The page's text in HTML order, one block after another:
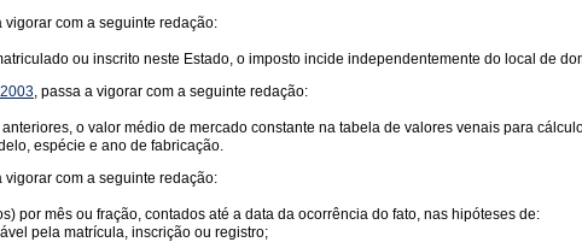
vigorar com a seguinte redação:
ou inscrito neste Estado, o imposto incide independentemente do local de
, passa a vigorar com a seguinte redação:
o valor médio de mercado constante na tabela de valores venais para
espécie e ano de fabricação.
vigorar com a seguinte redação:
por mês ou fração, contados até a data da ocorrência do fato, nas hipóteses de:
pela matrícula, inscrição ou registro;